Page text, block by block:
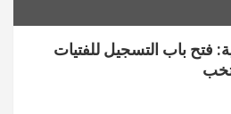
فتح باب التسجيل للفتيات